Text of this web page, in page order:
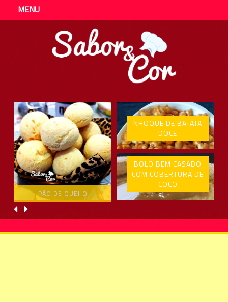
MENU
PÃO DE QUEIJO
NHOQUE DE BATATA
DOCE
BOLO BEM CASADO
COM COBERTURA DE
COCO